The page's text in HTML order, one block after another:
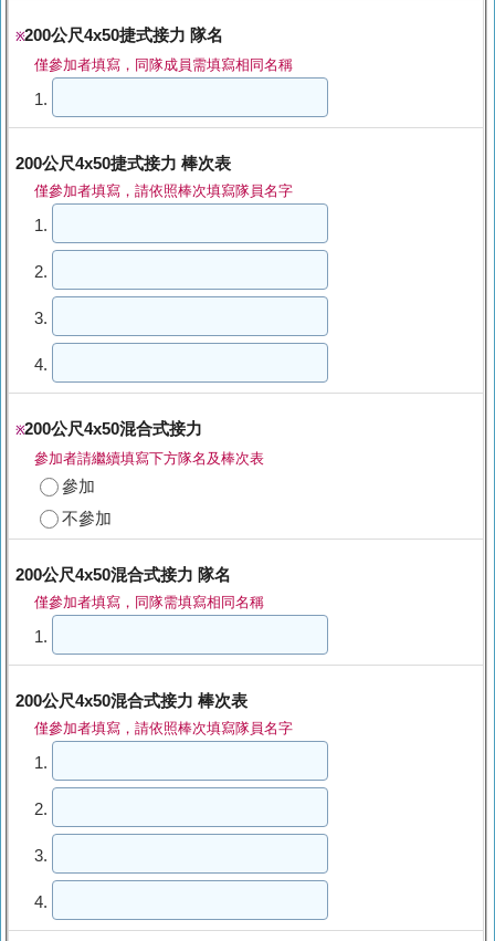
※200公尺4x50捷式接力 隊名
僅參加者填寫，同隊成員需填寫相同名稱
1.
200公尺4x50捷式接力 棒次表
僅參加者填寫，請依照棒次填寫隊員名字
1.
2.
3.
4.
※200公尺4x50混合式接力
參加者請繼續填寫下方隊名及棒次表
參加
不參加
200公尺4x50混合式接力 隊名
僅參加者填寫，同隊需填寫相同名稱
1.
200公尺4x50混合式接力 棒次表
僅參加者填寫，請依照棒次填寫隊員名字
1.
2.
3.
4.